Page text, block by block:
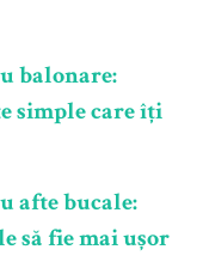
balonare:
simple care îți
afte bucale:
să fie mai ușor